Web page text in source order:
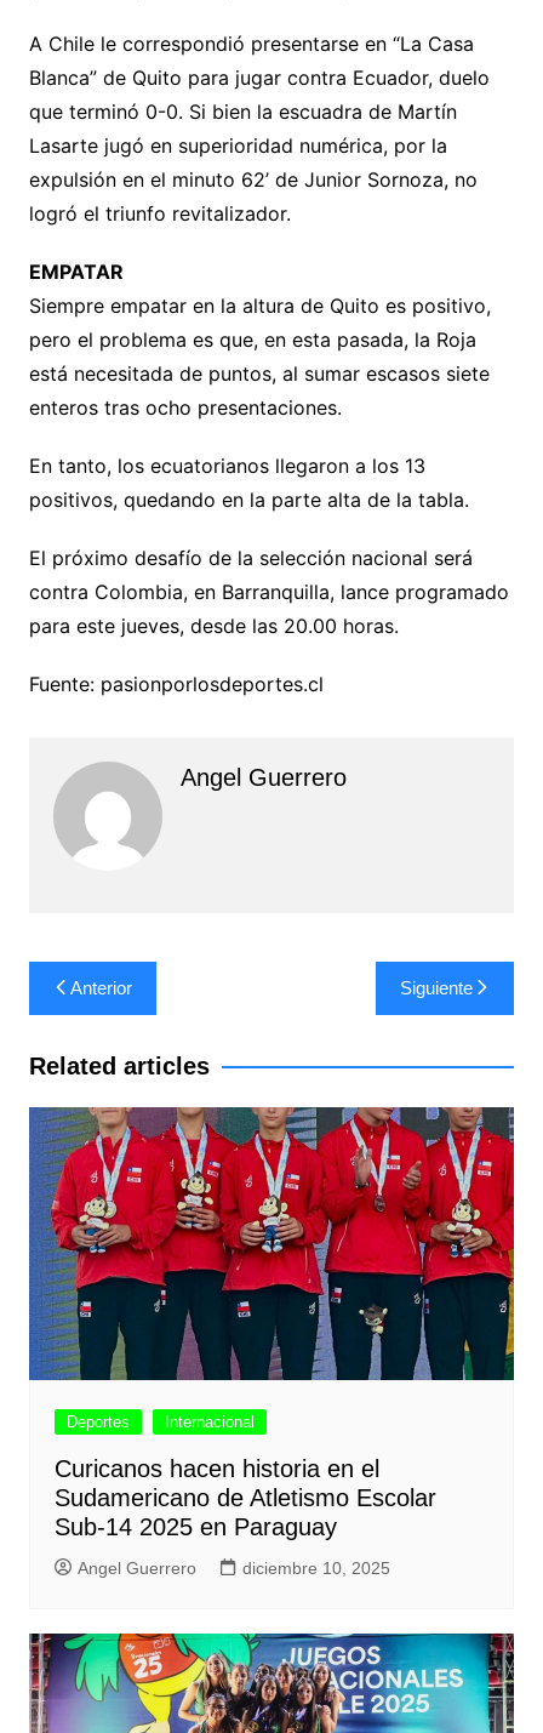
A Chile le correspondió presentarse en “La Casa
Blanca” de Quito para jugar contra Ecuador, duelo
que terminó 0-0. Si bien la escuadra de Martín
Lasarte jugó en superioridad numérica, por la
expulsión en el minuto 62’ de Junior Sornoza, no
logró el triunfo revitalizador.
EMPATAR
Siempre empatar en la altura de Quito es positivo,
pero el problema es que, en esta pasada, la Roja
está necesitada de puntos, al sumar escasos siete
enteros tras ocho presentaciones.
En tanto, los ecuatorianos llegaron a los 13
positivos, quedando en la parte alta de la tabla.
El próximo desafío de la selección nacional será
contra Colombia, en Barranquilla, lance programado
para este jueves, desde las 20.00 horas.
Fuente: pasionporlosdeportes.cl
Angel Guerrero
Navegación
de
entradas
Anterior Siguiente
Related articles
Deportes Internacional
Curicanos hacen historia en el
Sudamericano de Atletismo Escolar
Sub-14 2025 en Paraguay
Angel Guerrero diciembre 10, 2025